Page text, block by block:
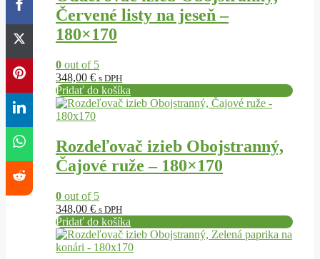
Červené listy na jeseň –
180×170
0 out of 5
348,00 € s DPH
Pridať do košíka
Rozdeľovač izieb Obojstranný,
Čajové ruže – 180×170
0 out of 5
348,00 € s DPH
Pridať do košíka